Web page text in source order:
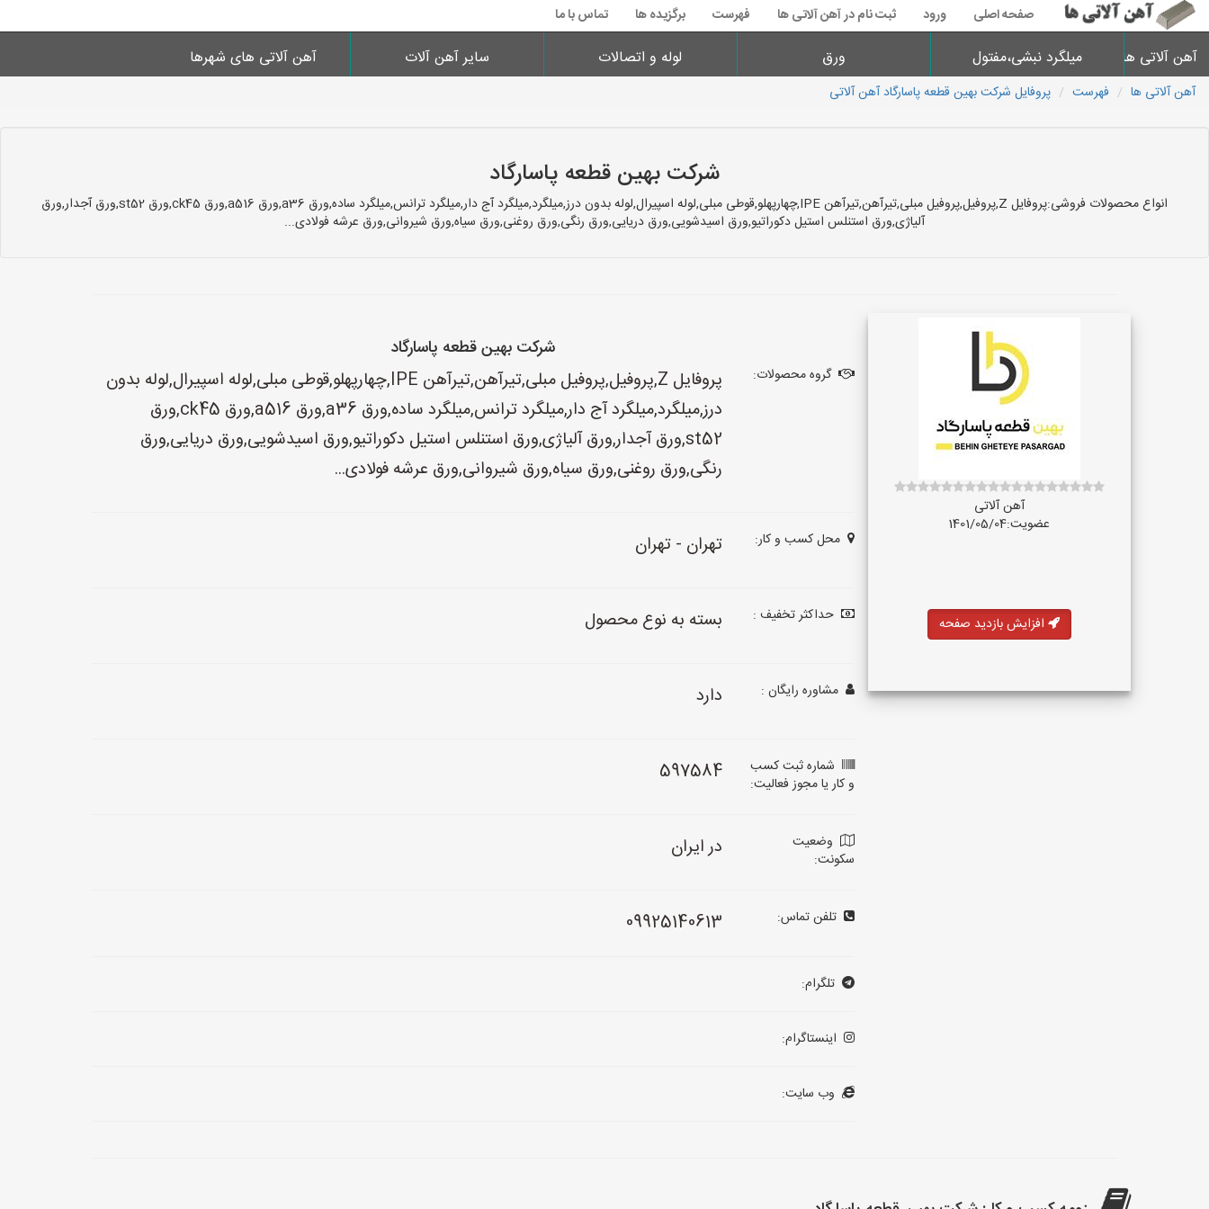
صفحه اصلی ورود ثبت نام در آهن آلاتی ها فهرست برگزیده ها تماس با ما
آهن آلاتی ها میلگرد نبشی،مفتول ورق لوله و اتصالات سایر آهن آلات آهن آلاتی های شهرها
آهن آلاتی ها فهرست پروفایل شرکت بهین قطعه پاسارگاد آهن آلاتی
شرکت بهین قطعه پاسارگاد
انواع محصولات فروشی:پروفایل Z,پروفیل,پروفیل مبلی,تیرآهن,تیرآهن IPE,چهارپهلو,قوطی مبلی,لوله اسپیرال,لوله بدون درز,میلگرد,میلگرد آج دار,میلگرد ترانس,میلگرد ساده,ورق a36,ورق a516,ورق ck45,ورق st52,ورق آجدار,ورق
آلیاژی,ورق استنلس استیل دکوراتیو,ورق اسیدشویی,ورق دریایی,ورق رنگی,ورق روغنی,ورق سیاه,ورق شیروانی,ورق عرشه فولادی...
آهن آلاتی
عضویت:1401/05/04
افزایش بازدید صفحه
شرکت بهین قطعه پاسارگاد
گروه محصولات:
پروفایل Z,پروفیل,پروفیل مبلی,تیرآهن,تیرآهن IPE,چهارپهلو,قوطی مبلی,لوله اسپیرال,لوله بدون
درز,میلگرد,میلگرد آج دار,میلگرد ترانس,میلگرد ساده,ورق a36,ورق a516,ورق ck45,ورق
st52,ورق آجدار,ورق آلیاژی,ورق استنلس استیل دکوراتیو,ورق اسیدشویی,ورق دریایی,ورق
رنگی,ورق روغنی,ورق سیاه,ورق شیروانی,ورق عرشه فولادی...
محل کسب و کار: تهران - تهران
حداکثر تخفیف : بسته به نوع محصول
مشاوره رایگان : دارد
شماره ثبت کسب
و کار یا مجوز فعالیت:
597584
وضعیت
سکونت:
در ایران
تلفن تماس: 09925140613
تلگرام:
اینستاگرام:
وب سایت: